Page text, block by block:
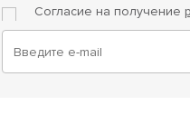
Согласие на получение